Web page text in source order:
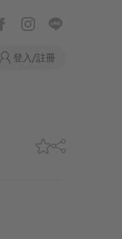
登入/註冊